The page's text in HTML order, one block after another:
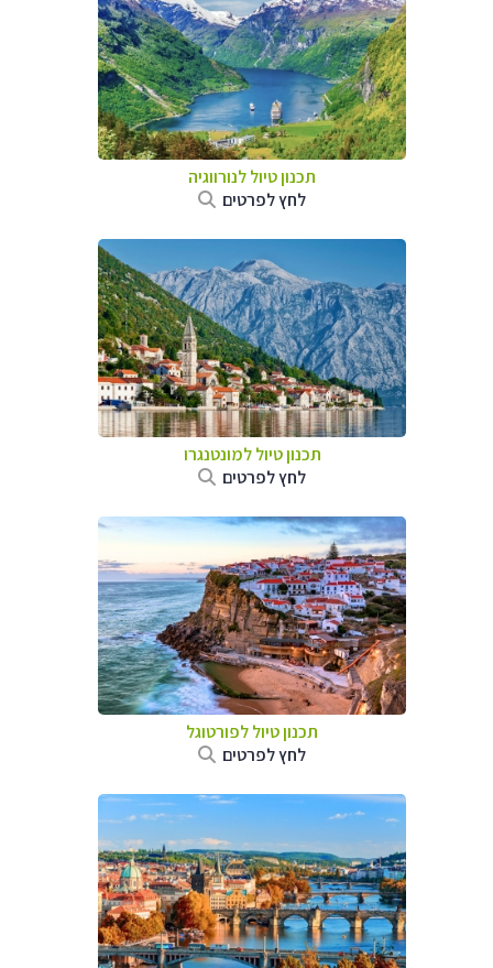
תכנון טיול לנורווגיה
לחץ לפרטים
תכנון טיול למונטנגרו
לחץ לפרטים
תכנון טיול לפורטוגל
לחץ לפרטים